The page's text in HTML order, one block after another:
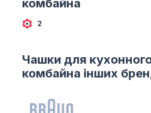
комбайна
2
Чашки для
комбайна інших